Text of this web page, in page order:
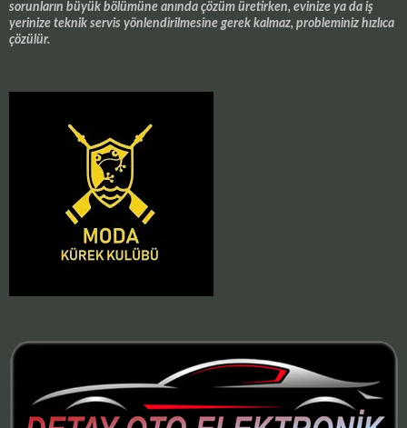
sorunların büyük bölümüne anında çözüm üretirken, evinize ya da iş
yerinize teknik servis yönlendirilmesine gerek kalmaz, probleminiz hızlıca
çözülür.